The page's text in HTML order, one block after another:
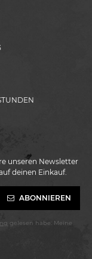
unseren Newsletter
deinen Einkauf.
ABONNIEREN
gelesen habe. Meine